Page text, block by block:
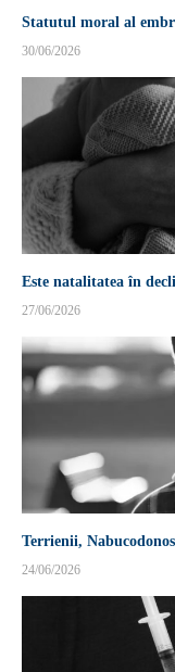
Statutul moral al
30/06/2026
Este natalitatea în
27/06/2026
Terrienii,
24/06/2026